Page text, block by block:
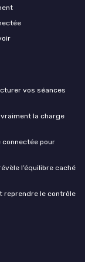
vos séances
la charge
connectée pour
l’équilibre caché
reprendre le contrôle